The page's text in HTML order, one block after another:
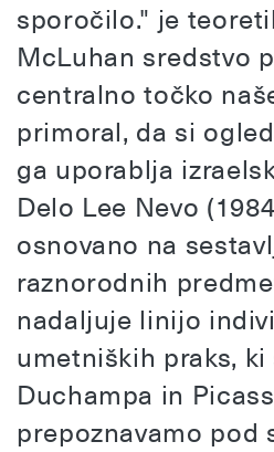
sporočilo." je
McLuhan sredstvo
centralno točko
primoral, da si
ga uporablja
Delo Lee Nevo
osnovano na
raznorodnih
nadaljuje linijo
umetniških praks,
Duchampa in
prepoznavamo pod